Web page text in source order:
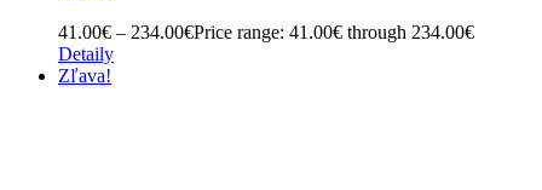
41.00€ – 234.00€Price range: 41.00€ through 234.00€
Detaily
Zľava!